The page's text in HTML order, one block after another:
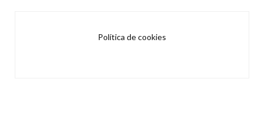
Política de cookies